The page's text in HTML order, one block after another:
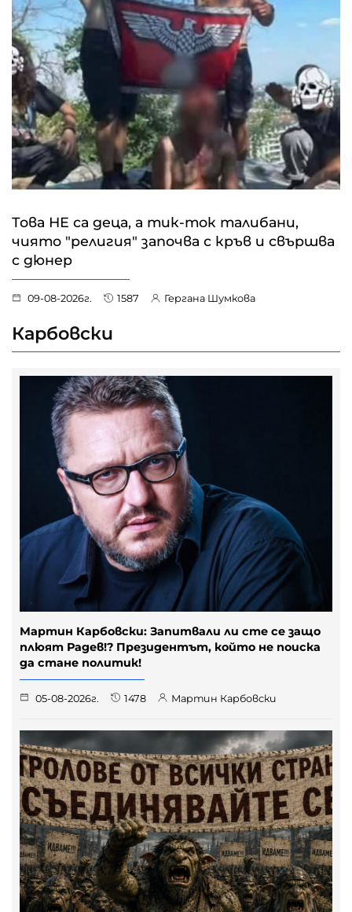
Това НЕ са деца, а тик-ток талибани,
чиято "религия" започва с кръв и свършва
с дюнер
09-08-2026г. 1587 Гергана Шумкова
Карбовски
Мартин Карбовски: Запитвали ли сте се защо
плюят Радев!? Президентът, който не поиска
да стане политик!
05-08-2026г. 1478 Мартин Карбовски